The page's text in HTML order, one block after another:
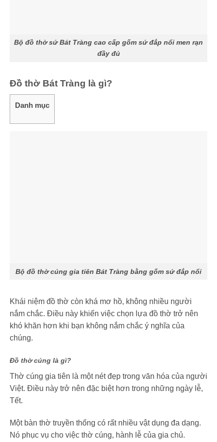
Bộ đồ thờ sứ Bát Tràng cao cấp gốm sứ đắp nổi men rạn
đầy đủ
Đồ thờ Bát Tràng là gì?
Danh mục
Bộ đồ thờ cúng gia tiên Bát Tràng bằng gốm sứ đắp nổi
Khái niệm đồ thờ còn khá mơ hồ, không nhiều người
nắm chắc. Điều này khiến việc chọn lựa đồ thờ trở nên
khó khăn hơn khi bạn không nắm chắc ý nghĩa của
chúng.
Đồ thờ cúng là gì?
Thờ cúng gia tiên là một nét đẹp trong văn hóa của người
Việt. Điều này trở nên đặc biệt hơn trong những ngày lễ,
Tết.
Một bàn thờ truyền thống có rất nhiều vật dụng đa dạng.
Nó phục vụ cho việc thờ cúng, hành lễ của gia chủ.